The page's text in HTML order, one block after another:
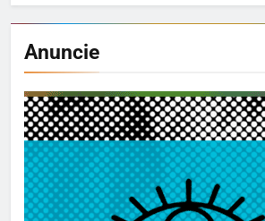
Anuncie